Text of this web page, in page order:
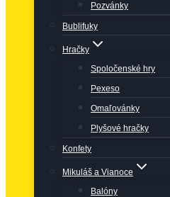
Pozvánky
Bublifuky
Hračky
Spoločenské hry
Pexeso
Omaľovánky
Plyšové hračky
Konfety
Mikuláš a Vianoce
Balóny